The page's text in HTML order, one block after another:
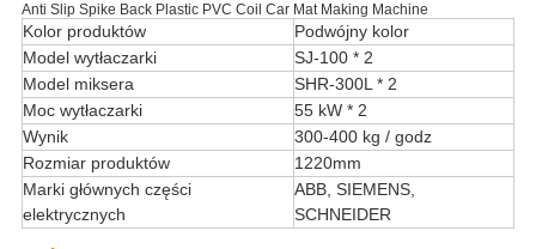
Anti Slip Spike Back Plastic PVC Coil Car Mat Making Machine
Kolor produktów
Podwójny kolor
Model wytłaczarki
SJ-100 * 2
Model miksera
SHR-300L * 2
Moc wytłaczarki
55 kW * 2
Wynik
300-400 kg / godz
Rozmiar produktów
1220mm
Marki głównych części
elektrycznych
ABB, SIEMENS,
SCHNEIDER